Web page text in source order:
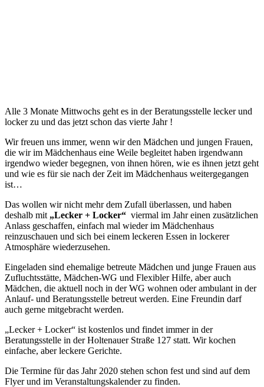
Alle 3 Monate Mittwochs geht es in der Beratungsstelle lecker und
locker zu und das jetzt schon das vierte Jahr !
Wir freuen uns immer, wenn wir den Mädchen und jungen Frauen,
die wir im Mädchenhaus eine Weile begleitet haben irgendwann
irgendwo wieder begegnen, von ihnen hören, wie es ihnen jetzt geht
und wie es für sie nach der Zeit im Mädchenhaus weitergegangen
ist…
Das wollen wir nicht mehr dem Zufall überlassen, und haben
deshalb mit „Lecker + Locker“ viermal im Jahr einen zusätzlichen
Anlass geschaffen, einfach mal wieder im Mädchenhaus
reinzuschauen und sich bei einem leckeren Essen in lockerer
Atmosphäre wiederzusehen.
Eingeladen sind ehemalige betreute Mädchen und junge Frauen aus
Zufluchtsstätte, Mädchen-WG und Flexibler Hilfe, aber auch
Mädchen, die aktuell noch in der WG wohnen oder ambulant in der
Anlauf- und Beratungsstelle betreut werden. Eine Freundin darf
auch gerne mitgebracht werden.
„Lecker + Locker“ ist kostenlos und findet immer in der
Beratungsstelle in der Holtenauer Straße 127 statt. Wir kochen
einfache, aber leckere Gerichte.
Die Termine für das Jahr 2020 stehen schon fest und sind auf dem
Flyer und im Veranstaltungskalender zu finden.